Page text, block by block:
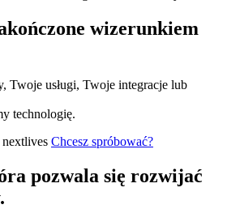
wizerunkiem
Twoje usługi, Twoje integracje lub
technologię.
Chcesz spróbować?
pozwala się rozwijać